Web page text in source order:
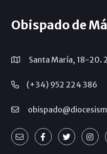
Obispado de
Santa María, 18-20.
(+34) 952 224 386